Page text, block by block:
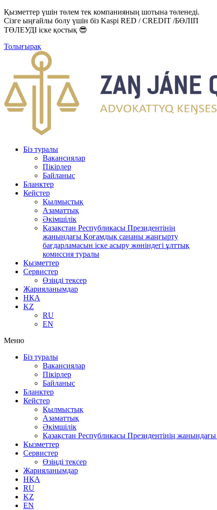
Қызметтер үшін төлем тек компанияның шотына төленеді.
Сізге ыңғайлы болу үшін біз Kaspi RED / CREDIT /БӨЛІП
ТӨЛЕУДІ іске қостық 😎
Толығырақ
Біз туралы
Вакансиялар
Пікірлер
Байланыс
Бланктер
Кейстер
Қылмыстық
Азаматтық
Әкімшілік
Қазақстан Республикасы Президентінің
жанындағы Қоғамдық сананы жаңғырту
бағдарламасын іске асыру жөніндегі ұлттық
комиссия туралы
Қызметтер
Сервистер
Өзіңді тексер
Жарияланымдар
НҚА
KZ
RU
EN
Меню
Біз туралы
Вакансиялар
Пікірлер
Байланыс
Бланктер
Кейстер
Қылмыстық
Азаматтық
Әкімшілік
Қазақстан Республикасы Президентінің
Қызметтер
Сервистер
Өзіңді тексер
Жарияланымдар
НҚА
RU
KZ
EN